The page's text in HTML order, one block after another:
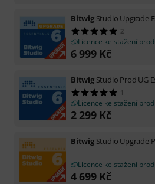
Bitwig Studio Upgrade
2
Licence ke stažení
6 999 Kč
Bitwig Studio Prod UG
1
Licence ke stažení
2 299 Kč
Bitwig Studio Upgrade
Licence ke stažení
4 699 Kč